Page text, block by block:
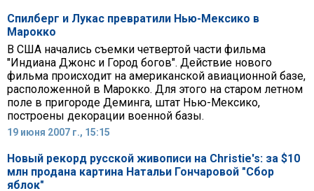
Спилберг и Лукас превратили Нью-Мексико в
Марокко
В США начались съемки четвертой части фильма
"Индиана Джонс и Город богов". Действие нового
фильма происходит на американской авиационной базе,
расположенной в Марокко. Для этого на старом летном
поле в пригороде Деминга, штат Нью-Мексико,
построены декорации военной базы.
19 июня 2007 г., 15:15
Новый рекорд русской живописи на Christie's: за $10
млн продана картина Натальи Гончаровой "Сбор
яблок"